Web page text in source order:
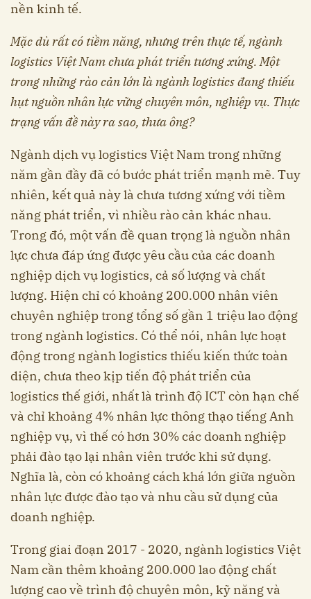
nền kinh tế.
Mặc dù rất có tiềm năng, nhưng trên thực tế, ngành
logistics Việt Nam chưa phát triển tương xứng. Một
trong những rào cản lớn là ngành logistics đang thiếu
hụt nguồn nhân lực vững chuyên môn, nghiệp vụ. Thực
trạng vấn đề này ra sao, thưa ông?
Ngành dịch vụ logistics Việt Nam trong những
năm gần đầy đã có bước phát triển mạnh mẽ. Tuy
nhiên, kết quả này là chưa tương xứng với tiềm
năng phát triển, vì nhiều rào cản khác nhau.
Trong đó, một vấn đề quan trọng là nguồn nhân
lực chưa đáp ứng được yêu cầu của các doanh
nghiệp dịch vụ logistics, cả số lượng và chất
lượng. Hiện chỉ có khoảng 200.000 nhân viên
chuyên nghiệp trong tổng số gần 1 triệu lao động
trong ngành logistics. Có thể nói, nhân lực hoạt
động trong ngành logistics thiếu kiến thức toàn
diện, chưa theo kịp tiến độ phát triển của
logistics thế giới, nhất là trình độ ICT còn hạn chế
và chỉ khoảng 4% nhân lực thông thạo tiếng Anh
nghiệp vụ, vì thế có hơn 30% các doanh nghiệp
phải đào tạo lại nhân viên trước khi sử dụng.
Nghĩa là, còn có khoảng cách khá lớn giữa nguồn
nhân lực được đào tạo và nhu cầu sử dụng của
doanh nghiệp.
Trong giai đoạn 2017 - 2020, ngành logistics Việt
Nam cần thêm khoảng 200.000 lao động chất
lượng cao về trình độ chuyên môn, kỹ năng và